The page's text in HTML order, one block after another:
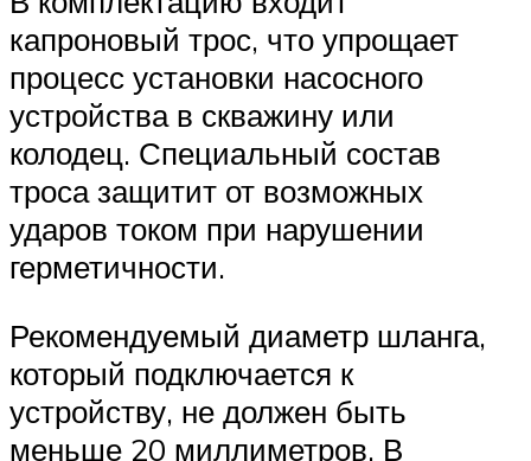
капроновый трос, что упрощает
процесс установки насосного
устройства в скважину или
колодец. Специальный состав
троса защитит от возможных
ударов током при нарушении
герметичности.
Рекомендуемый диаметр шланга,
который подключается к
устройству, не должен быть
меньше 20 миллиметров. В